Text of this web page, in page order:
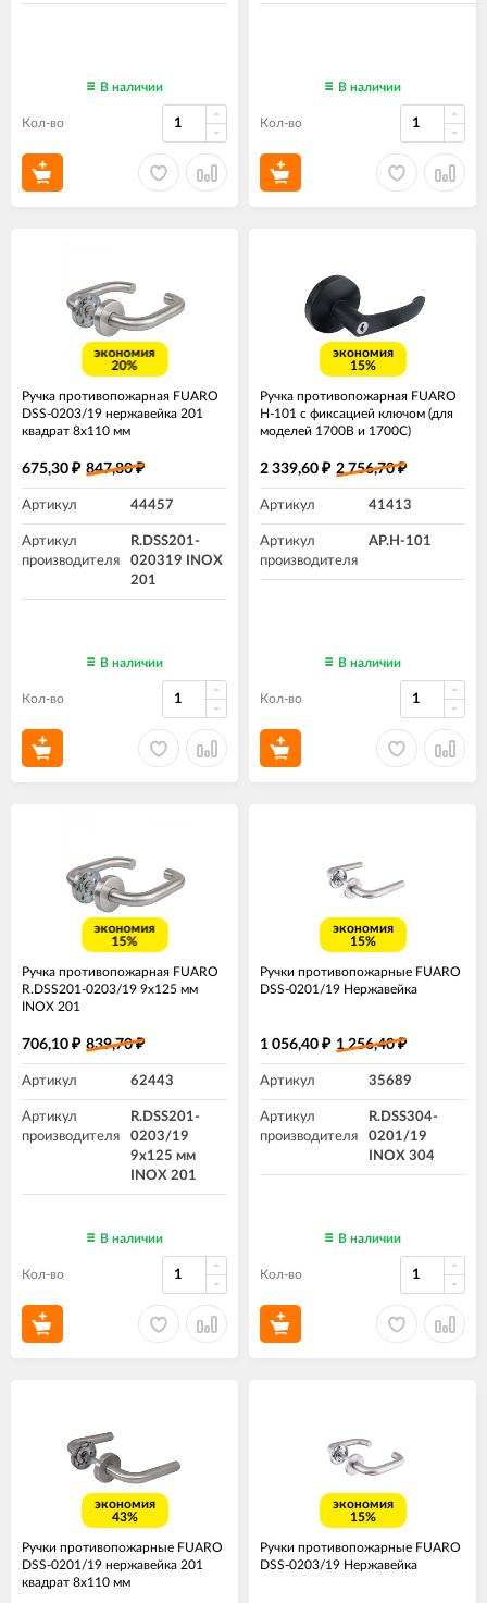
В наличии
Кол-во
В наличии
Кол-во
экономия
20%
Ручка противопожарная FUARO
DSS-0203/19 нержавейка 201
квадрат 8x110 мм
675,30 ₽ 847,80₽
Артикул 44457
Артикул
производителя
R.DSS201-
020319 INOX
201
В наличии
Кол-во
экономия
15%
Ручка противопожарная FUARO
H-101 с фиксацией ключом (для
моделей 1700В и 1700С)
2 339,60 ₽ 2 756,70₽
Артикул 41413
Артикул
производителя
AP.H-101
В наличии
Кол-во
экономия
15%
Ручка противопожарная FUARO
R.DSS201-0203/19 9х125 мм
INOX 201
706,10 ₽ 839,70₽
Артикул 62443
Артикул
производителя
R.DSS201-
0203/19
9х125 мм
INOX 201
В наличии
Кол-во
экономия
15%
Ручки противопожарные FUARO
DSS-0201/19 Нержавейка
1 056,40 ₽ 1 256,40₽
Артикул 35689
Артикул
производителя
R.DSS304-
0201/19
INOX 304
В наличии
Кол-во
экономия
43%
Ручки противопожарные FUARO
DSS-0201/19 нержавейка 201
квадрат 8x110 мм
экономия
15%
Ручки противопожарные FUARO
DSS-0203/19 Нержавейка